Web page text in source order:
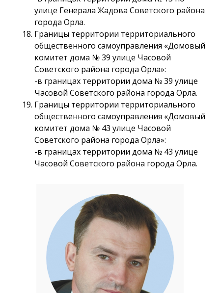
улице Генерала Жадова Советского района
города Орла.
Границы территории территориального
общественного самоуправления «Домовый
комитет дома № 39 улице Часовой
Советского района города Орла»:
-в границах территории дома № 39 улице
Часовой Советского района города Орла.
Границы территории территориального
общественного самоуправления «Домовый
комитет дома № 43 улице Часовой
Советского района города Орла»:
-в границах территории дома № 43 улице
Часовой Советского района города Орла.